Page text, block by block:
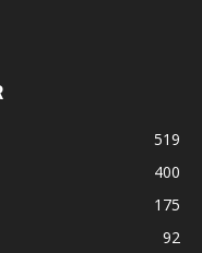
519
400
175
92